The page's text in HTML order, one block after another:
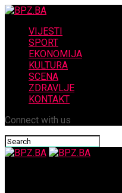
VIJESTI
SPORT
EKONOMIJA
KULTURA
SCENA
ZDRAVLJE
KONTAKT
Connect with us